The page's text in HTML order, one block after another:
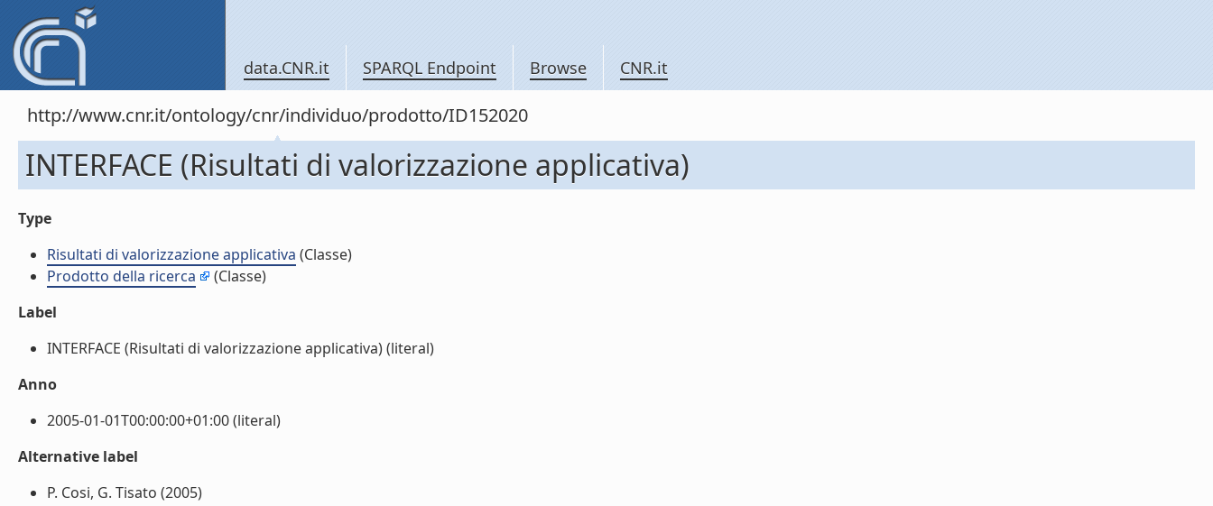
data.CNR.it SPARQL Endpoint Browse CNR.it
http://www.cnr.it/ontology/cnr/individuo/prodotto/ID152020
INTERFACE (Risultati di valorizzazione applicativa)
Type
Risultati di valorizzazione applicativa (Classe)
Prodotto della ricerca
(Classe)
Label
INTERFACE (Risultati di valorizzazione applicativa) (literal)
Anno
2005-01-01T00:00:00+01:00 (literal)
Alternative label
P. Cosi, G. Tisato (2005)